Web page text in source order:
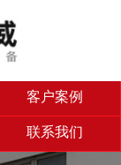
客户案例
联系我们